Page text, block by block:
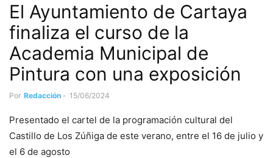
El Ayuntamiento de Cartaya
finaliza el curso de la
Academia Municipal de
Pintura con una exposición
Por Redacción - 15/06/2024
Presentado el cartel de la programación cultural del
Castillo de Los Zúñiga de este verano, entre el 16 de julio y
el 6 de agosto